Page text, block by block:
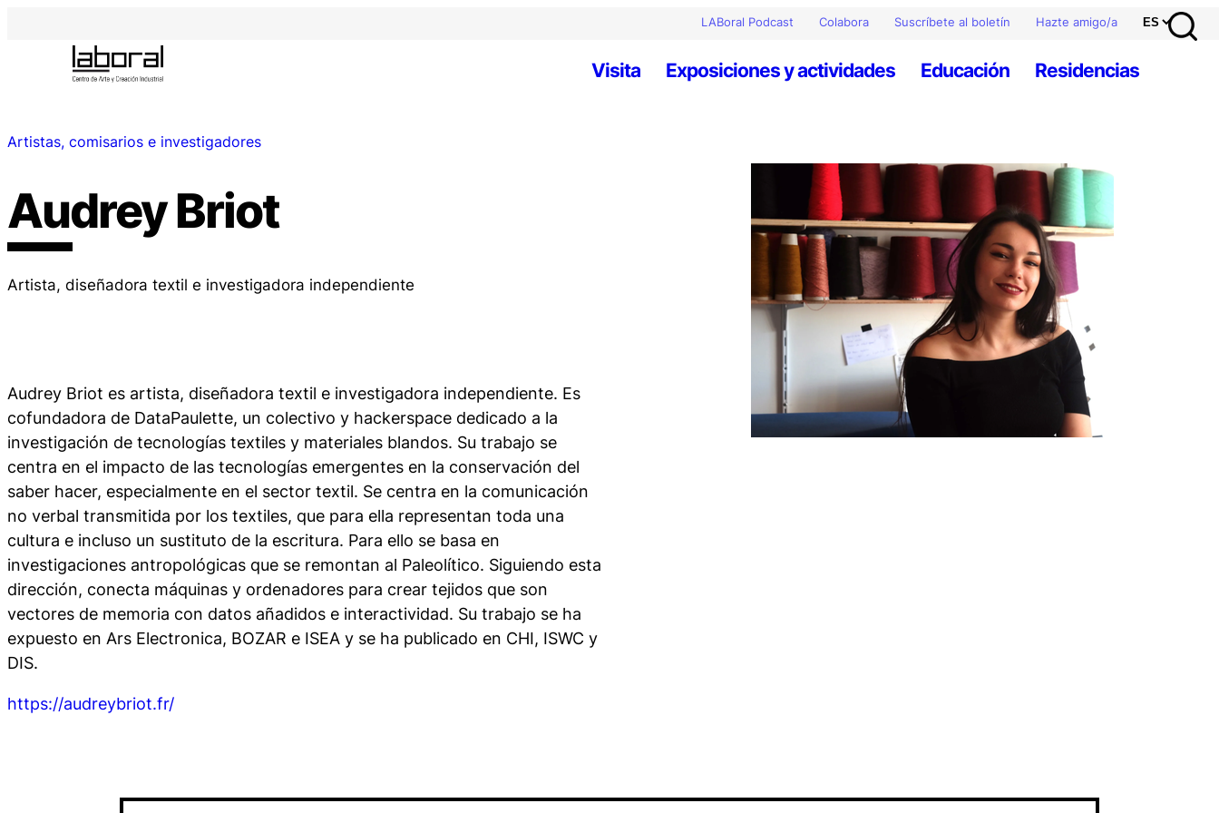
LABoral Podcast Colabora Suscríbete al boletín Hazte amigo/a
Visita Exposiciones y actividades Educación Residencias
Artistas, comisarios e investigadores
Audrey Briot
Artista, diseñadora textil e investigadora independiente
Audrey Briot es artista, diseñadora textil e investigadora independiente. Es
cofundadora de DataPaulette, un colectivo y hackerspace dedicado a la
investigación de tecnologías textiles y materiales blandos. Su trabajo se
centra en el impacto de las tecnologías emergentes en la conservación del
saber hacer, especialmente en el sector textil. Se centra en la comunicación
no verbal transmitida por los textiles, que para ella representan toda una
cultura e incluso un sustituto de la escritura. Para ello se basa en
investigaciones antropológicas que se remontan al Paleolítico. Siguiendo esta
dirección, conecta máquinas y ordenadores para crear tejidos que son
vectores de memoria con datos añadidos e interactividad. Su trabajo se ha
expuesto en Ars Electronica, BOZAR e ISEA y se ha publicado en CHI, ISWC y
DIS.
https://audreybriot.fr/